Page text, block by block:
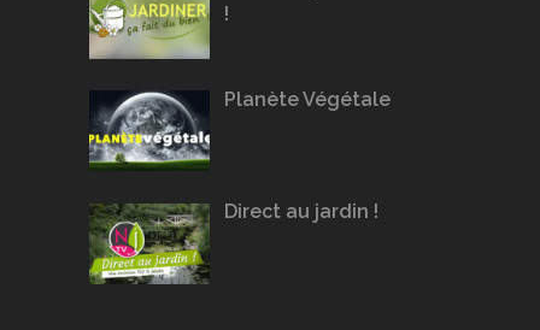
!
Planète Végétale
Direct au jardin !